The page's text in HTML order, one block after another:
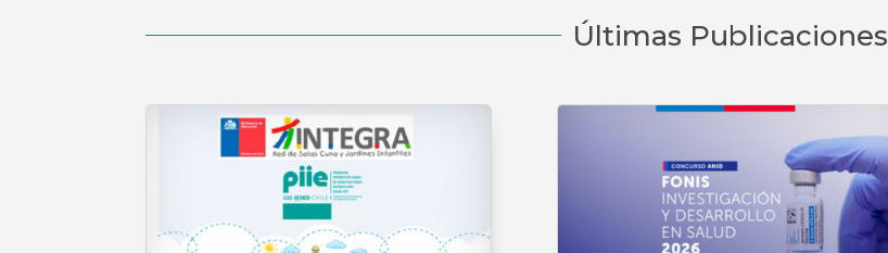
Últimas Publicaciones